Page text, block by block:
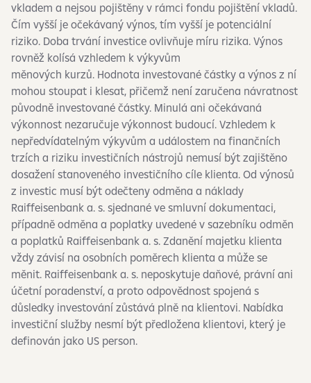
vkladem a nejsou pojištěny v rámci fondu pojištění vkladů.
Čím vyšší je očekávaný výnos, tím vyšší je potenciální
riziko. Doba trvání investice ovlivňuje míru rizika. Výnos
rovněž kolísá vzhledem k výkyvům
měnových kurzů. Hodnota investované částky a výnos z ní
mohou stoupat i klesat, přičemž není zaručena návratnost
původně investované částky. Minulá ani očekávaná
výkonnost nezaručuje výkonnost budoucí. Vzhledem k
nepředvídatelným výkyvům a událostem na finančních
trzích a riziku investičních nástrojů nemusí být zajištěno
dosažení stanoveného investičního cíle klienta. Od výnosů
z investic musí být odečteny odměna a náklady
Raiffeisenbank a. s. sjednané ve smluvní dokumentaci,
případně odměna a poplatky uvedené v sazebníku odměn
a poplatků Raiffeisenbank a. s. Zdanění majetku klienta
vždy závisí na osobních poměrech klienta a může se
měnit. Raiffeisenbank a. s. neposkytuje daňové, právní ani
účetní poradenství, a proto odpovědnost spojená s
důsledky investování zůstává plně na klientovi. Nabídka
investiční služby nesmí být předložena klientovi, který je
definován jako US person.